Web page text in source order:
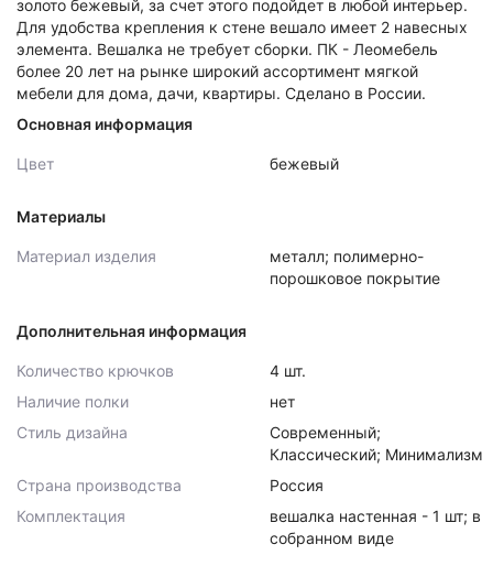
золото бежевый, за счет этого подойдет в любой интерьер.
Для удобства крепления к стене вешало имеет 2 навесных
элемента. Вешалка не требует сборки. ПК - Леомебель
более 20 лет на рынке широкий ассортимент мягкой
мебели для дома, дачи, квартиры. Сделано в России.
Основная информация
Цвет бежевый
Материалы
Материал изделия
металл; полимерно-
порошковое покрытие
Дополнительная информация
Количество крючков
4 шт.
Наличие полки
нет
Стиль дизайна
Современный;
Классический; Минимализм
Страна производства
Россия
Комплектация
вешалка настенная - 1 шт; в
собранном виде